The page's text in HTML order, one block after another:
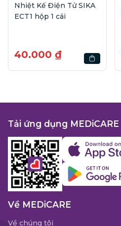
Nhiệt Kế Điện Tử SIKA
ECT1 hộp 1 cái
40.000 ₫
Tải ứng dụng MEDiCARE
Về MEDiCARE
Về chúng tôi